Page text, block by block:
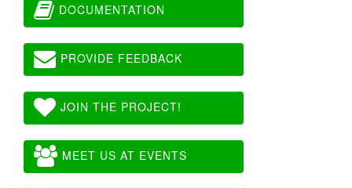
DOCUMENTATION
PROVIDE FEEDBACK
JOIN THE PROJECT!
MEET US AT EVENTS